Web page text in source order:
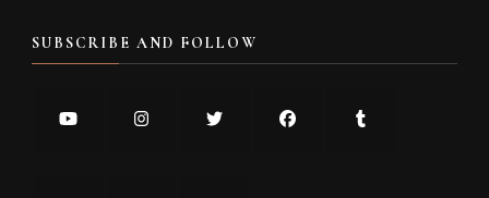
SUBSCRIBE AND FOLLOW